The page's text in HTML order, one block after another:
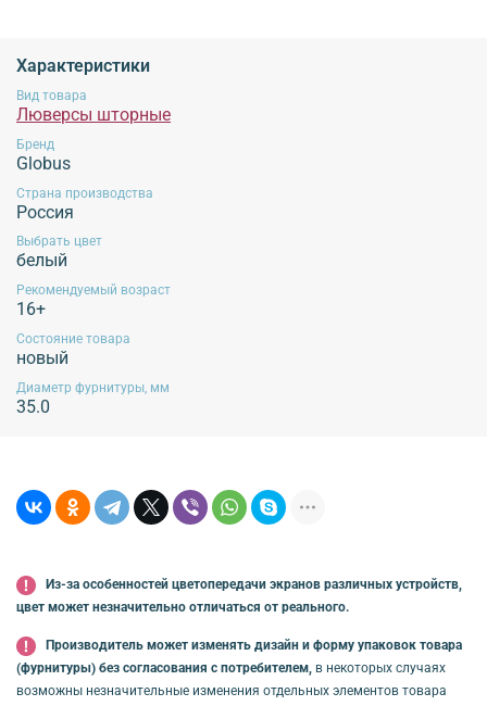
вставлять люверсы, лучше обметать, чтобы ткань не
повредилась при стирке. Размер: диаметр 35 мм.
Обязательной сертификации не подлежит!
Характеристики
Вид товара
Люверсы шторные
Бренд
Globus
Страна производства
Россия
Выбрать цвет
белый
Рекомендуемый возраст
16+
Состояние товара
новый
Диаметр фурнитуры, мм
35.0
Из-за особенностей цветопередачи экранов различных устройств,
цвет может незначительно отличаться от реального.
Производитель может изменять дизайн и форму упаковок товара
(фурнитуры) без согласования с потребителем, в некоторых случаях
возможны незначительные изменения отдельных элементов товара